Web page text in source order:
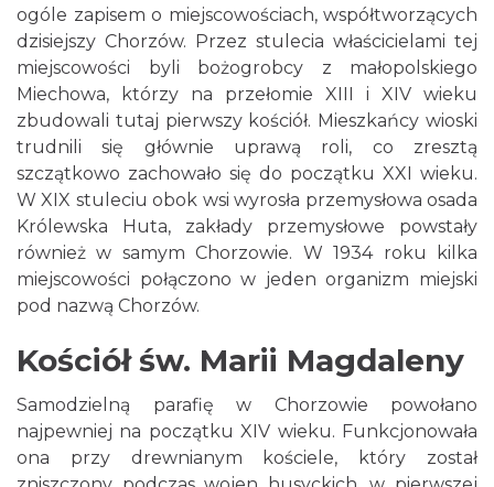
ogóle zapisem o miejscowościach, współtworzących
dzisiejszy Chorzów. Przez stulecia właścicielami tej
miejscowości byli bożogrobcy z małopolskiego
Miechowa, którzy na przełomie XIII i XIV wieku
zbudowali tutaj pierwszy kościół. Mieszkańcy wioski
trudnili się głównie uprawą roli, co zresztą
szczątkowo zachowało się do początku XXI wieku.
W XIX stuleciu obok wsi wyrosła przemysłowa osada
Królewska Huta, zakłady przemysłowe powstały
również w samym Chorzowie. W 1934 roku kilka
miejscowości połączono w jeden organizm miejski
pod nazwą Chorzów.
Kościół św. Marii Magdaleny
Samodzielną parafię w Chorzowie powołano
najpewniej na początku XIV wieku. Funkcjonowała
ona przy drewnianym kościele, który został